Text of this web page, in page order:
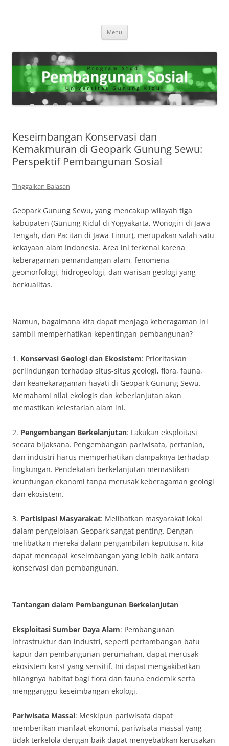
Sosial
Sosial."
Menu
Keseimbangan Konservasi dan
Kemakmuran di Geopark Gunung Sewu:
Perspektif Pembangunan Sosial
Tinggalkan Balasan
Geopark Gunung Sewu, yang mencakup wilayah tiga
kabupaten (Gunung Kidul di Yogyakarta, Wonogiri di Jawa
Tengah, dan Pacitan di Jawa Timur), merupakan salah satu
kekayaan alam Indonesia. Area ini terkenal karena
keberagaman pemandangan alam, fenomena
geomorfologi, hidrogeologi, dan warisan geologi yang
berkualitas.
Namun, bagaimana kita dapat menjaga keberagaman ini
sambil memperhatikan kepentingan pembangunan?
1. Konservasi Geologi dan Ekosistem: Prioritaskan
perlindungan terhadap situs-situs geologi, flora, fauna,
dan keanekaragaman hayati di Geopark Gunung Sewu.
Memahami nilai ekologis dan keberlanjutan akan
memastikan kelestarian alam ini.
2. Pengembangan Berkelanjutan: Lakukan eksploitasi
secara bijaksana. Pengembangan pariwisata, pertanian,
dan industri harus memperhatikan dampaknya terhadap
lingkungan. Pendekatan berkelanjutan memastikan
keuntungan ekonomi tanpa merusak keberagaman geologi
dan ekosistem.
3. Partisipasi Masyarakat: Melibatkan masyarakat lokal
dalam pengelolaan Geopark sangat penting. Dengan
melibatkan mereka dalam pengambilan keputusan, kita
dapat mencapai keseimbangan yang lebih baik antara
konservasi dan pembangunan.
Tantangan dalam Pembangunan Berkelanjutan
Eksploitasi Sumber Daya Alam: Pembangunan
infrastruktur dan industri, seperti pertambangan batu
kapur dan pembangunan perumahan, dapat merusak
ekosistem karst yang sensitif. Ini dapat mengakibatkan
hilangnya habitat bagi flora dan fauna endemik serta
mengganggu keseimbangan ekologi.
Pariwisata Massal: Meskipun pariwisata dapat
memberikan manfaat ekonomi, pariwisata massal yang
tidak terkelola dengan baik dapat menyebabkan kerusakan